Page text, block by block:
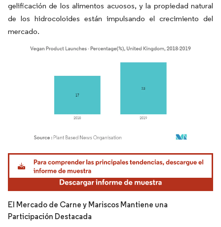
gelificación de los alimentos acuosos, y la propiedad natural
de los hidrocoloides están impulsando el crecimiento del
mercado.
Imagen © Mordor Intelligence. El uso requiere atribución según CC BY 4.0.
El Mercado de Carne y Mariscos Mantiene una
Participación Destacada